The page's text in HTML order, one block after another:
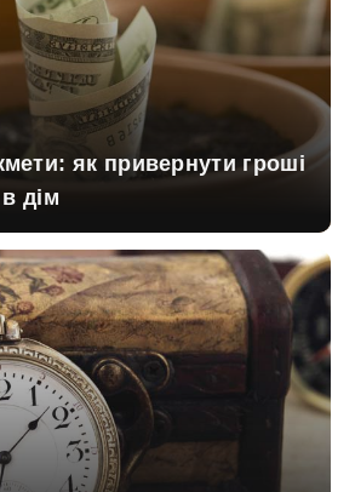
як привернути гроші
дім